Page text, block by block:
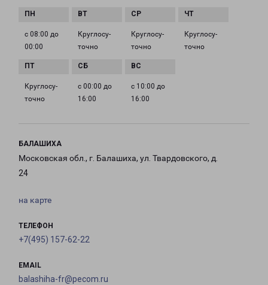
с 08:00 до
00:00
Круглосу­
точно
Круглосу­
точно
Круглосу­
точно
Круглосу­
точно
с 00:00 до
16:00
с 10:00 до
16:00
БАЛАШИХА
Московская обл., г. Балашиха, ул. Твардовского, д.
24
на карте
ТЕЛЕФОН
+7(495) 157-62-22
EMAIL
balashiha-fr@pecom.ru